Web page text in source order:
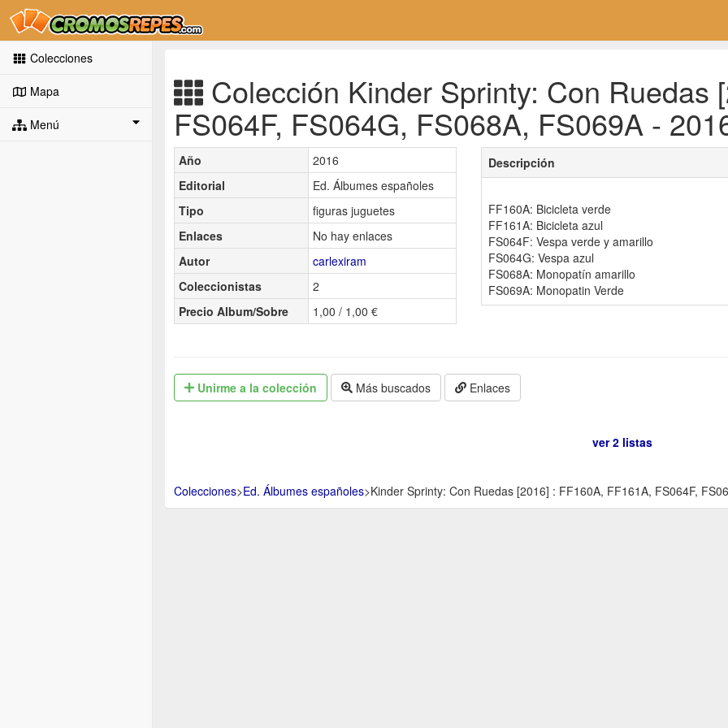
Colecciones
Mapa
Menú
Colección Kinder Sprinty: Con Ruedas
FS064F, FS064G, FS068A, FS069A -
Año
2016
Editorial
Ed. Álbumes españoles
Tipo
figuras juguetes
Enlaces
No hay enlaces
Autor
carlexiram
Coleccionistas
2
Precio Album/Sobre
1,00 / 1,00 €
Descripción
FF160A: Bicicleta verde
FF161A: Bicicleta azul
FS064F: Vespa verde y amarillo
FS064G: Vespa azul
FS068A: Monopatín amarillo
FS069A: Monopatin Verde
Unirme a la colección Más buscados Enlaces
ver 2 listas
Colecciones>Ed. Álbumes españoles>Kinder Sprinty: Con Ruedas [2016] : FF160A, FF161A, FS064F,